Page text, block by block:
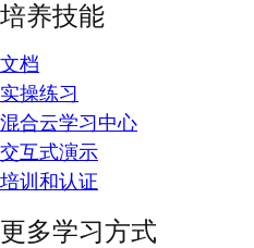
培养技能
文档
实操练习
混合云学习中心
交互式演示
培训和认证
更多学习方式